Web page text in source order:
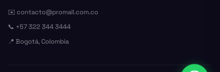
✉️ contacto@promall.com.co
📞 +57 322 344 3444
📍 Bogotá, Colombia